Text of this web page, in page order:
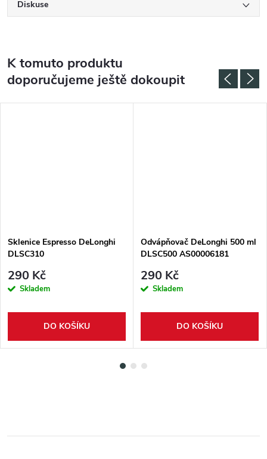
Diskuse
K tomuto produktu
doporučujeme ještě dokoupit
Sklenice Espresso DeLonghi
DLSC310
290 Kč
Skladem
DO KOŠÍKU
Odvápňovač DeLonghi 500 ml
DLSC500 AS00006181
290 Kč
Skladem
DO KOŠÍKU